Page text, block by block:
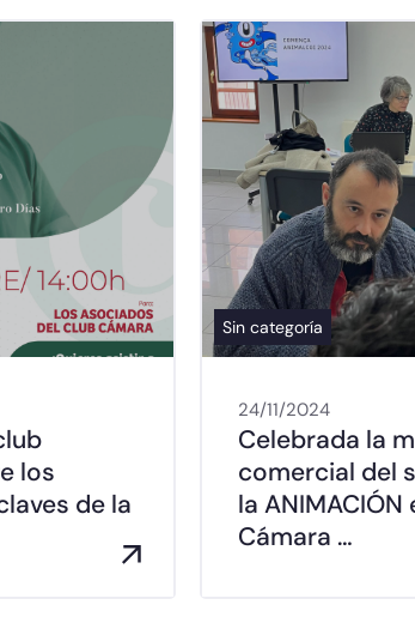
los
de la
Sin categoría
24/11/2024
Celebrada la
comercial del
la ANIMACIÓN
Cámara …